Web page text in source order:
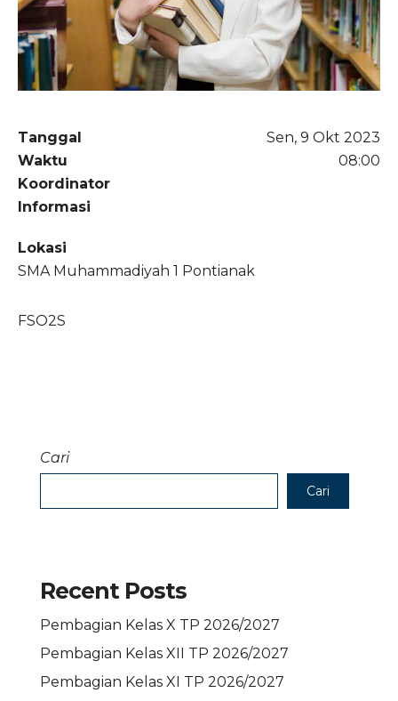
Tanggal
Sen, 9 Okt 2023
Waktu
08:00
Koordinator
Informasi
Lokasi
SMA Muhammadiyah 1 Pontianak
FSO2S
Cari
Cari
Recent Posts
Pembagian Kelas X TP 2026/2027
Pembagian Kelas XII TP 2026/2027
Pembagian Kelas XI TP 2026/2027